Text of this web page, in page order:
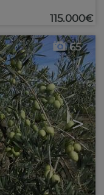
115.000€
>
65